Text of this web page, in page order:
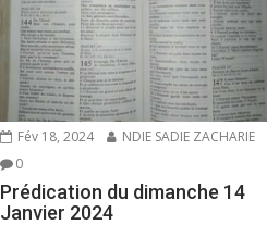
Fév 18, 2024
NDIE SADIE ZACHARIE
0
Prédication du dimanche 14
Janvier 2024